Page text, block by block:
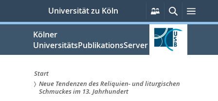
springen
Universität zu Köln
Persönliche
Services
Suche
Kölner
UniversitätsPublikationsServer
Sie
Start
Neue Tendenzen des Reliquien- und liturgischen
Schmuckes im 13. Jahrhundert